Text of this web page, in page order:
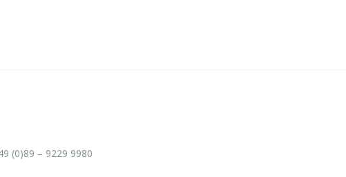
(0)89 – 9229 9980